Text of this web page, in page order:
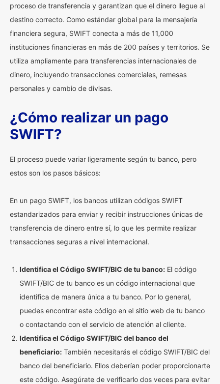
proceso de transferencia y garantizan que el dinero llegue al
destino correcto. Como estándar global para la mensajería
financiera segura, SWIFT conecta a más de 11,000
instituciones financieras en más de 200 países y territorios. Se
utiliza ampliamente para transferencias internacionales de
dinero, incluyendo transacciones comerciales, remesas
personales y cambio de divisas.
¿Cómo realizar un pago
SWIFT?
El proceso puede variar ligeramente según tu banco, pero
estos son los pasos básicos:
En un pago SWIFT, los bancos utilizan códigos SWIFT
estandarizados para enviar y recibir instrucciones únicas de
transferencia de dinero entre sí, lo que les permite realizar
transacciones seguras a nivel internacional.
Identifica el Código SWIFT/BIC de tu banco: El código
SWIFT/BIC de tu banco es un código internacional que
identifica de manera única a tu banco. Por lo general,
puedes encontrar este código en el sitio web de tu banco
o contactando con el servicio de atención al cliente.
Identifica el Código SWIFT/BIC del banco del
beneficiario: También necesitarás el código SWIFT/BIC del
banco del beneficiario. Ellos deberían poder proporcionarte
este código. Asegúrate de verificarlo dos veces para evitar